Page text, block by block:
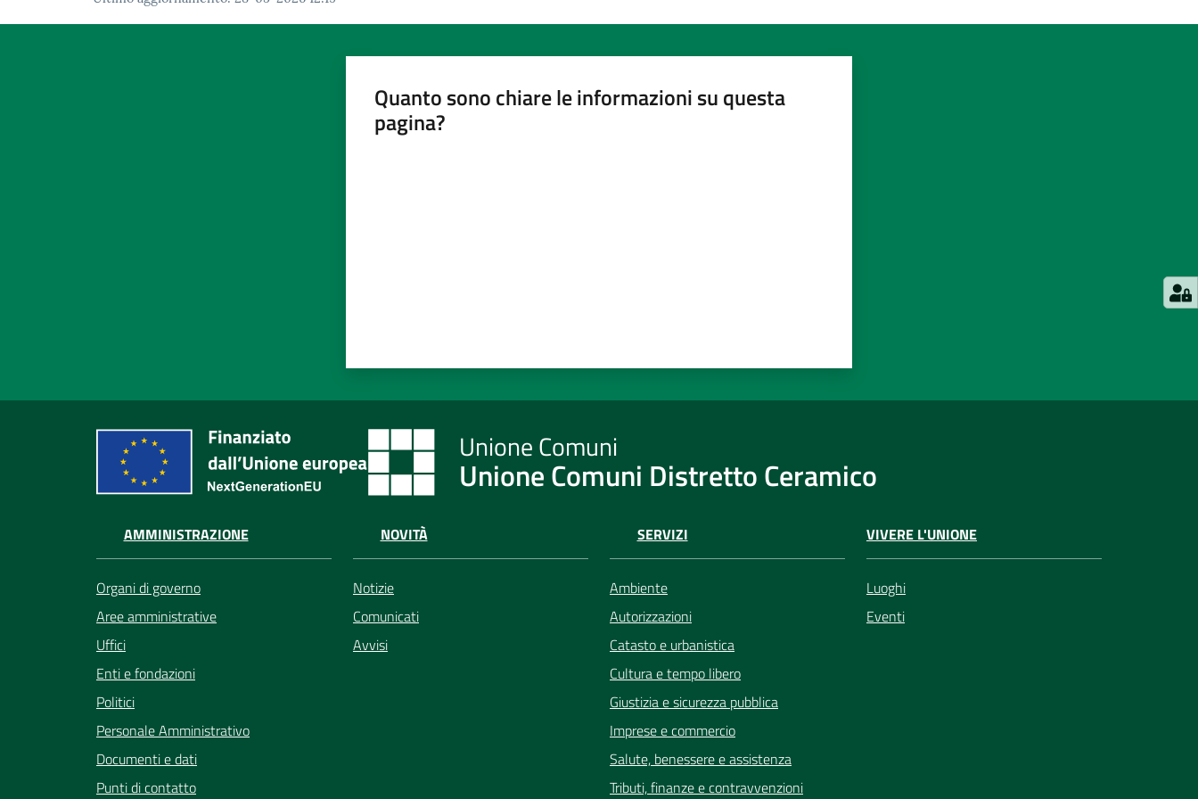
Quanto sono chiare le informazioni su questa
pagina?
Unione Comuni Distretto Ceramico
AMMINISTRAZIONE
Organi di governo
Aree amministrative
Uffici
Enti e fondazioni
Politici
Personale Amministrativo
Documenti e dati
Punti di contatto
NOVITÀ
Notizie
Comunicati
Avvisi
SERVIZI
Ambiente
Autorizzazioni
Catasto e urbanistica
Cultura e tempo libero
Giustizia e sicurezza pubblica
Imprese e commercio
Salute, benessere e assistenza
Tributi, finanze e contravvenzioni
VIVERE L'UNIONE
Luoghi
Eventi